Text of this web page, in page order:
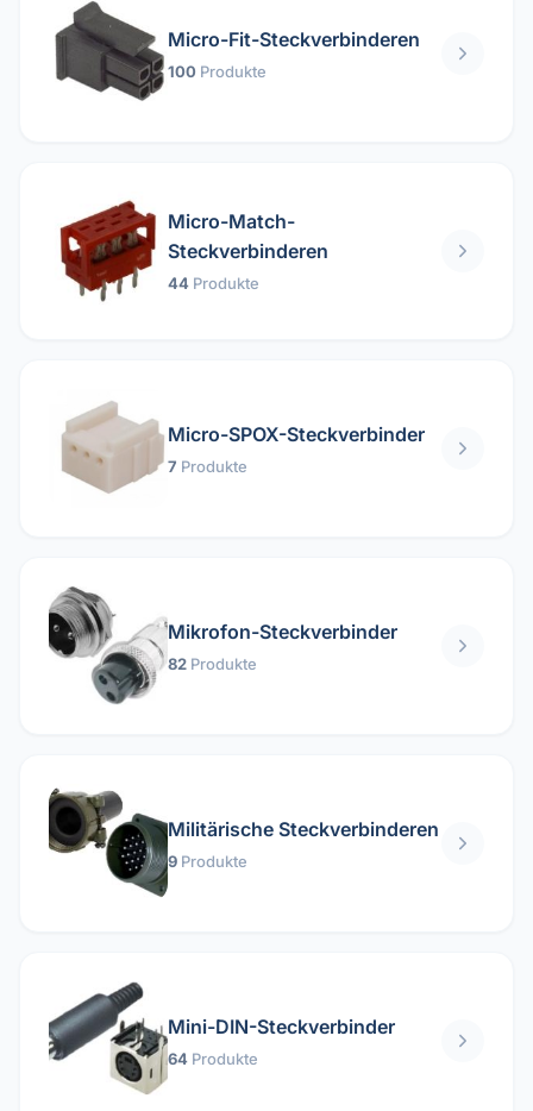
Micro-Fit-Steckverbinderen
100 Produkte
Micro-Match-
Steckverbinderen
44 Produkte
Micro-SPOX-Steckverbinder
7 Produkte
Mikrofon-Steckverbinder
82 Produkte
Militärische Steckverbinderen
9 Produkte
Mini-DIN-Steckverbinder
64 Produkte